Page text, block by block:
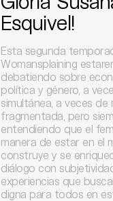
Esquivel!
Esta segunda
Womansplaining
debatiendo sobre
política y género, a
simultánea, a veces de
fragmentada, pero
entendiendo que el
manera de estar en el
construye y se
diálogo con
experiencias que
digna para todos en